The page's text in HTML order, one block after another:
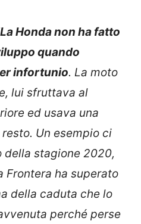
La Honda non ha fatto
quando
infortunio. La moto
lui sfruttava al
ed usava una
Un esempio ci
della stagione 2020,
Frontera ha superato
della caduta che lo
perché perse